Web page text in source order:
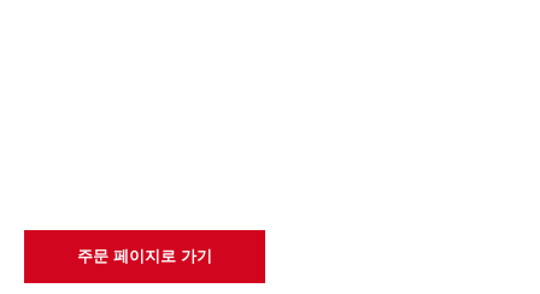
주문 페이지로 가기